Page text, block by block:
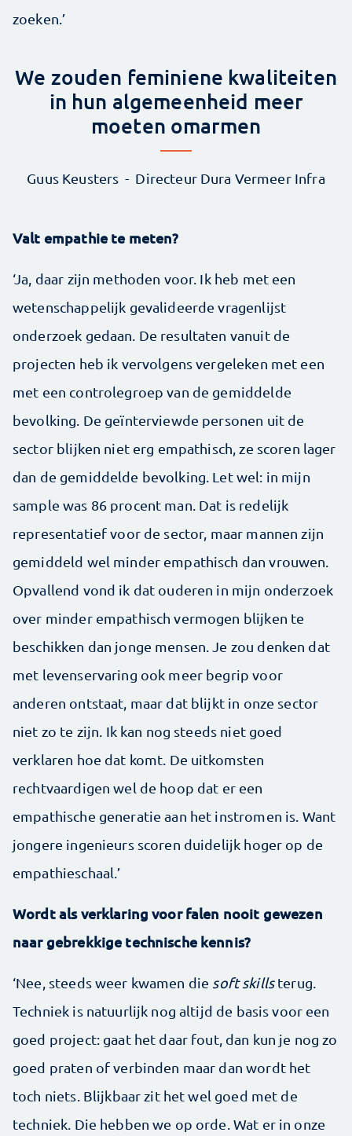
zoeken.’
We zouden feminiene kwaliteiten
in hun algemeenheid meer
moeten omarmen
Guus Keusters Directeur Dura Vermeer Infra
Valt empathie te meten?
‘Ja, daar zijn methoden voor. Ik heb met een
wetenschappelijk gevalideerde vragenlijst
onderzoek gedaan. De resultaten vanuit de
projecten heb ik vervolgens vergeleken met een
met een controlegroep van de gemiddelde
bevolking. De geïnterviewde personen uit de
sector blijken niet erg empathisch, ze scoren lager
dan de gemiddelde bevolking. Let wel: in mijn
sample was 86 procent man. Dat is redelijk
representatief voor de sector, maar mannen zijn
gemiddeld wel minder empathisch dan vrouwen.
Opvallend vond ik dat ouderen in mijn onderzoek
over minder empathisch vermogen blijken te
beschikken dan jonge mensen. Je zou denken dat
met levenservaring ook meer begrip voor
anderen ontstaat, maar dat blijkt in onze sector
niet zo te zijn. Ik kan nog steeds niet goed
verklaren hoe dat komt. De uitkomsten
rechtvaardigen wel de hoop dat er een
empathische generatie aan het instromen is. Want
jongere ingenieurs scoren duidelijk hoger op de
empathieschaal.’
Wordt als verklaring voor falen nooit gewezen
naar gebrekkige technische kennis?
‘Nee, steeds weer kwamen die soft skillsterug.
Techniek is natuurlijk nog altijd de basis voor een
goed project: gaat het daar fout, dan kun je nog zo
goed praten of verbinden maar dan wordt het
toch niets. Blijkbaar zit het wel goed met de
techniek. Die hebben we op orde. Wat er in onze